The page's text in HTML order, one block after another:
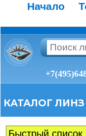
Начало
КАТАЛОГ ЛИНЗ